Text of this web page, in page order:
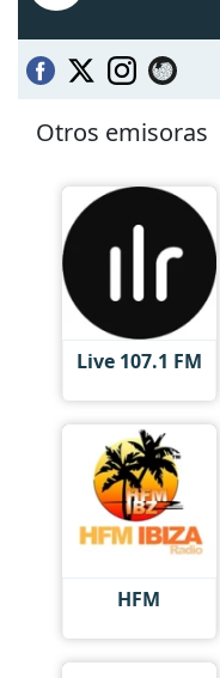
Otros emisoras
Live 107.1 FM
HFM